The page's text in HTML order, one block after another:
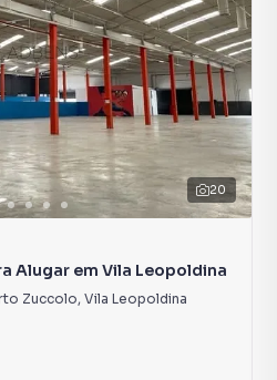
20
Alugar em Vila Leopoldina
Zuccolo, Vila Leopoldina